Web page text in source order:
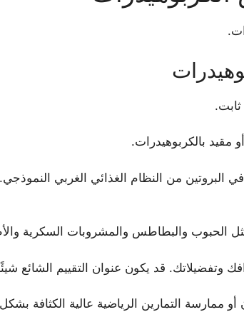
مقيد بالكربوهيدرات.
من النظام الغذائي الغربي
الحبوب والبطاطس والمشروبات السكرية
وتفضيلاتك. قد يكون عنوان التقييم الشائع
التمارين الرياضية عالية الكثافة